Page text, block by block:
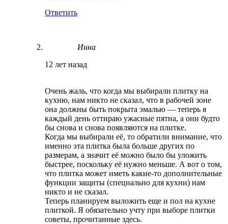
Ответить
Инна
12 лет назад
Очень жаль, что когда мы выбирали плитку на
кухню, нам никто не сказал, что в рабочей зоне
она должны быть покрыта эмалью — теперь я
каждый день оттираю ужасные пятна, а они будто
бы снова и снова появляются на плитке.
Когда мы выбирали её, то обратили внимание, что
именно эта плитка была больше других по
размерам, а значит её можно было бы уложить
быстрее, поскольку её нужно меньше. А вот о том,
что плитка может иметь какие-то дополнительные
функции защиты (специально для кухни) нам
никто и не сказал.
Теперь планируем выложить еще и пол на кухне
плиткой. Я обязательно учту при выборе плитки
советы, прочитанные здесь.